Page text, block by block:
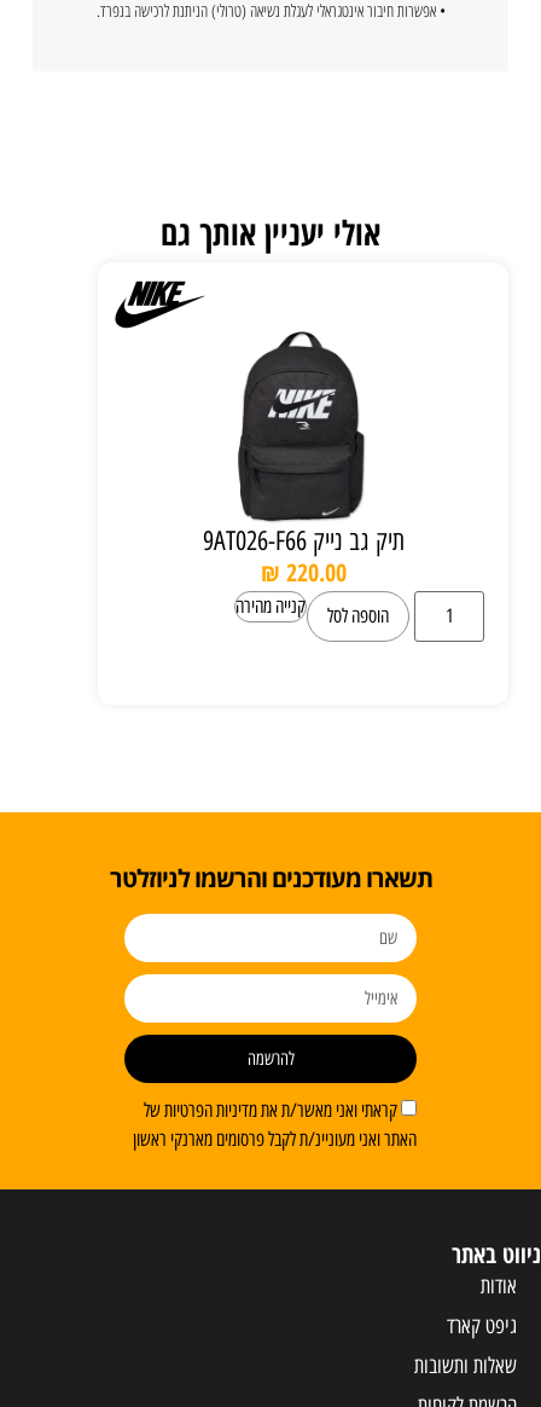
• אפשרות חיבור אינטגראלי לעגלת נשיאה (טרולי) הניתנת לרכישה בנפרד.
אולי יעניין אותך גם
תיק גב נייק 9AT026-F66
₪ 220.00
הוספה לסל קנייה מהירה
תשארו מעודכנים והרשמו לניוזלטר
קראתי ואני מאשר/ת את מדיניות הפרטיות של
האתר ואני מעוניינ/ת לקבל פרסומים מארנקי ראשון
להרשמה
ניווט באתר
אודות
גיפט קארד
שאלות ותשובות